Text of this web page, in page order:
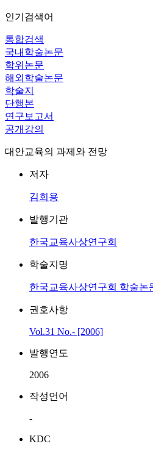
인기검색어
통합검색
국내학술논문
학위논문
해외학술논문
학술지
단행본
연구보고서
공개강의
대안교육의 과제와 전망
저자
김회용
발행기관
한국교육사상연구회
학술지명
한국교육사상연구회 학술논
권호사항
Vol.31 No.- [2006]
발행연도
2006
작성언어
-
KDC